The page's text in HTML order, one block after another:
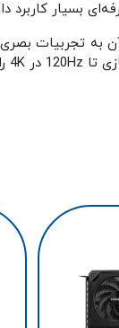
به تجربیات بصری